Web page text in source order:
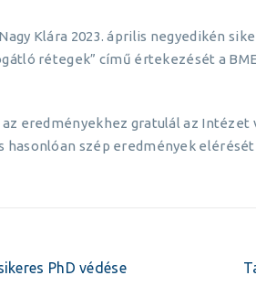
Klára 2023. április negyedikén
rétegek” című értekezését a
az eredményekhez gratulál az
hasonlóan szép eredmények
PhD védése